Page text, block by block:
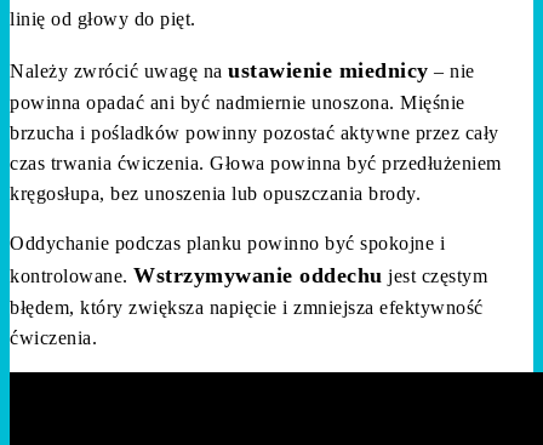
linię od głowy do pięt.
Należy zwrócić uwagę na ustawienie miednicy – nie
powinna opadać ani być nadmiernie unoszona. Mięśnie
brzucha i pośladków powinny pozostać aktywne przez cały
czas trwania ćwiczenia. Głowa powinna być przedłużeniem
kręgosłupa, bez unoszenia lub opuszczania brody.
Oddychanie podczas planku powinno być spokojne i
kontrolowane. Wstrzymywanie oddechu jest częstym
błędem, który zwiększa napięcie i zmniejsza efektywność
ćwiczenia.